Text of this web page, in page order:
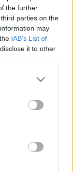
the further
parties on the
may
IAB’s List of
it to other